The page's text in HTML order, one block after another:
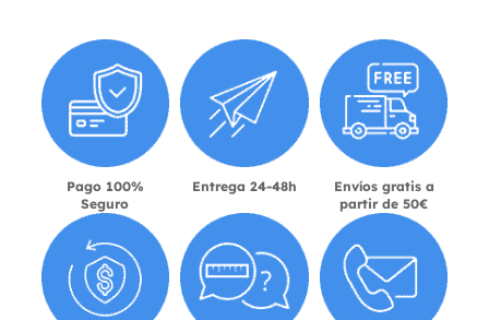
Pago 100%
Seguro
Entrega 24-48h
Envíos gratis a
partir de 50€